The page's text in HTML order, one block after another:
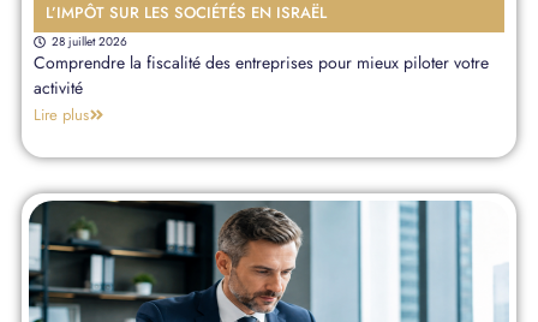
L’IMPÔT SUR LES SOCIÉTÉS EN ISRAËL
28 juillet 2026
Comprendre la fiscalité des entreprises pour mieux piloter votre
activité
Lire plus